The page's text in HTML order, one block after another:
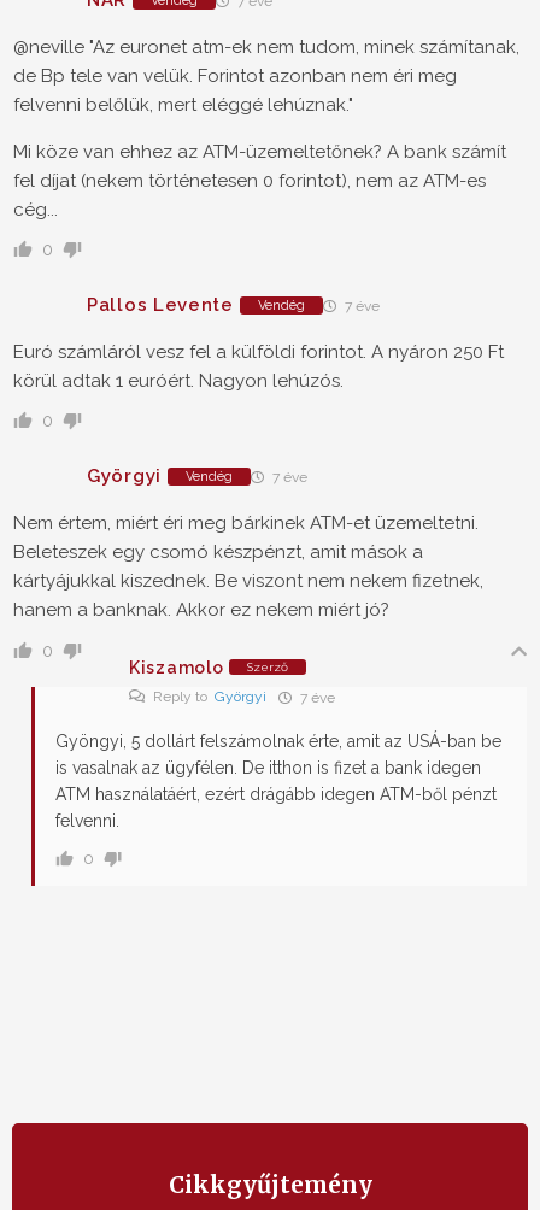
@neville "Az euronet atm-ek nem tudom, minek számítanak,
de Bp tele van velük. Forintot azonban nem éri meg
felvenni belőlük, mert eléggé lehúznak."
Mi köze van ehhez az ATM-üzemeltetőnek? A bank számít
fel díjat (nekem történetesen 0 forintot), nem az ATM-es
cég...
0
Pallos Levente Vendég 7 éve
Euró számláról vesz fel a külföldi forintot. A nyáron 250 Ft
körül adtak 1 euróért. Nagyon lehúzós.
0
Györgyi Vendég 7 éve
Nem értem, miért éri meg bárkinek ATM-et üzemeltetni.
Beleteszek egy csomó készpénzt, amit mások a
kártyájukkal kiszednek. Be viszont nem nekem fizetnek,
hanem a banknak. Akkor ez nekem miért jó?
0
Kiszamolo
Szerző
Reply to Györgyi 7 éve
Gyöngyi, 5 dollárt felszámolnak érte, amit az USÁ-ban be
is vasalnak az ügyfélen. De itthon is fizet a bank idegen
ATM használatáért, ezért drágább idegen ATM-ből pénzt
felvenni.
0
Cikkgyűjtemény